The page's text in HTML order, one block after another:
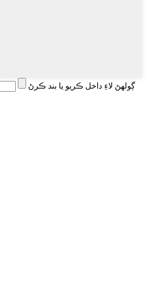
ڳولهڻ لاءِ داخل ڪريو يا بند ڪرڻ